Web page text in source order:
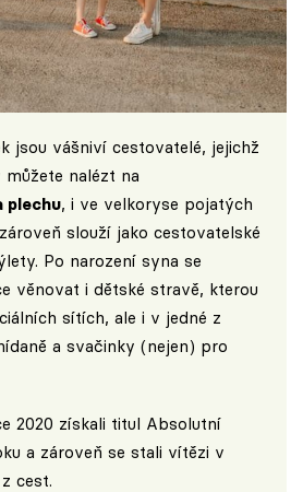
jsou vášniví cestovatelé, jejichž
nalézt na
plechu, i ve velkoryse pojatých
slouží jako cestovatelské
Po narození syna se
věnovat i dětské stravě, kterou
sítích, ale i v jedné z
a svačinky (nejen) pro
2020 získali titul Absolutní
a zároveň se stali vítězi v
cest.